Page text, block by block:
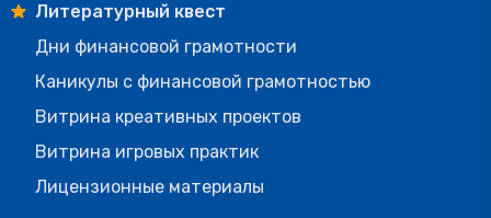
Литературный квест
Дни финансовой грамотности
Каникулы с финансовой грамотностью
Витрина креативных проектов
Витрина игровых практик
Лицензионные материалы